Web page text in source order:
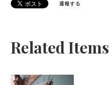
通報する
Related Items